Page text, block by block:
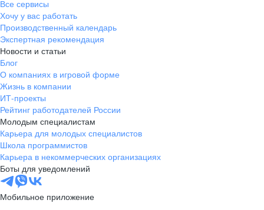
Все сервисы
Хочу у вас работать
Производственный календарь
Экспертная рекомендация
Новости и статьи
Блог
О компаниях в игровой форме
Жизнь в компании
ИТ-проекты
Рейтинг работодателей России
Молодым специалистам
Карьера для молодых специалистов
Школа программистов
Карьера в некоммерческих организациях
Боты для уведомлений
Мобильное приложение